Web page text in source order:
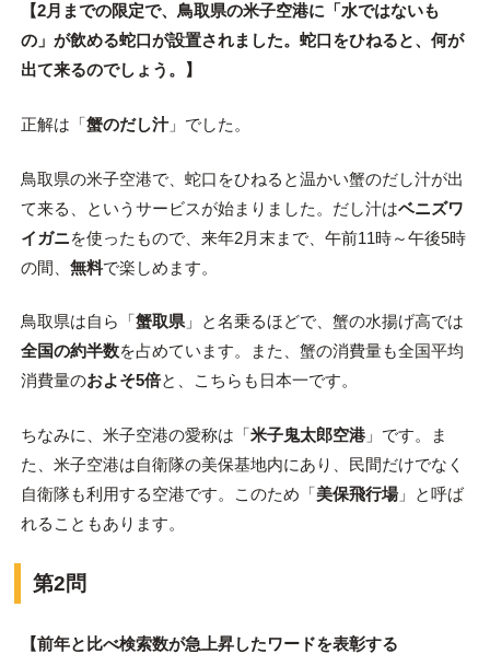
【2月までの限定で、鳥取県の米子空港に「水ではないも
の」が飲める蛇口が設置されました。蛇口をひねると、何が
出て来るのでしょう。】
正解は「蟹のだし汁」でした。
鳥取県の米子空港で、蛇口をひねると温かい蟹のだし汁が出
て来る、というサービスが始まりました。だし汁はベニズワ
イガニを使ったもので、来年2月末まで、午前11時～午後5時
の間、 無料で楽しめます。
鳥取県は自ら「 蟹取県」と名乗るほどで、蟹の水揚げ高では
全国の約半数を占めています。また、蟹の消費量も全国平均
消費量のおよそ5倍と、こちらも日本一です。
ちなみに、米子空港の愛称は「米子鬼太郎空港」です。ま
た、米子空港は自衛隊の美保基地内にあり、民間だけでなく
自衛隊も利用する空港です。このため「美保飛行場」と呼ば
れることもあります。
第2問
【前年と比べ検索数が急上昇したワードを表彰する